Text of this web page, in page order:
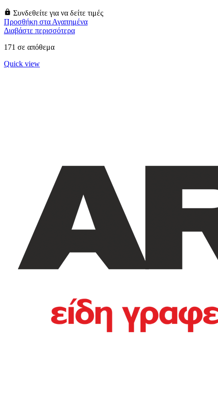
Συνδεθείτε για να δείτε τιμές
Προσθήκη στα Αγαπημένα
Διαβάστε περισσότερα
171 σε απόθεμα
Quick view